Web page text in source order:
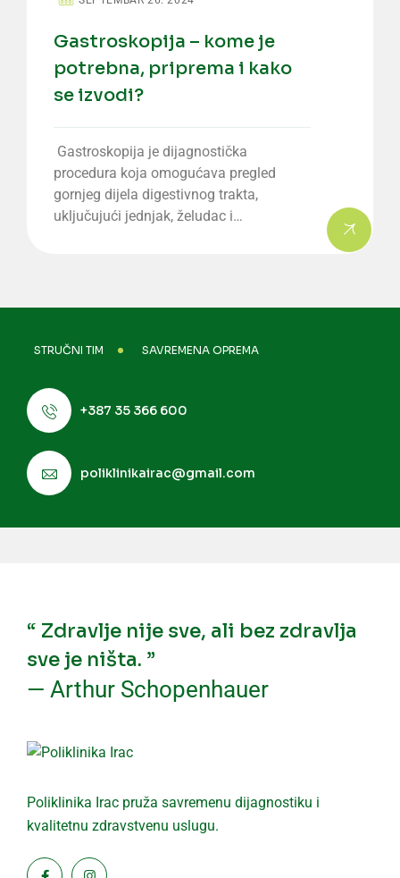
Gastroskopija – kome je
potrebna, priprema i kako
se izvodi?
Gastroskopija je dijagnostička
procedura koja omogućava pregled
gornjeg dijela digestivnog trakta,
uključujući jednjak, želudac i…
STRUČNI TIM SAVREMENA OPREMA
+387 35 366 600
poliklinikairac@gmail.com
“ Zdravlje nije sve, ali bez zdravlja
sve je ništa. ”
— Arthur Schopenhauer
Poliklinika Irac pruža savremenu dijagnostiku i
kvalitetnu zdravstvenu uslugu.